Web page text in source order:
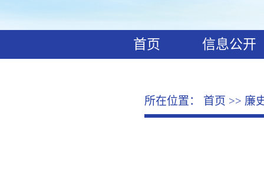
首页
信息公开
所在位置： 首页 >> 廉